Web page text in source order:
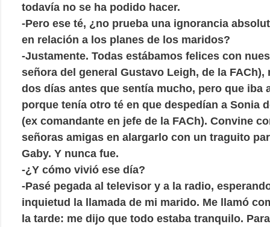
todavía no se ha podido hacer.
-Pero ese té, ¿no prueba una ignorancia
en relación a los planes de los maridos?
-Justamente. Todas estábamos felices con
señora del general Gustavo Leigh, de la FACh),
dos días antes que sentía mucho, pero que iba
porque tenía otro té en que despedían a Sonia
(ex comandante en jefe de la FACh). Convine
señoras amigas en alargarlo con un traguito
Gaby. Y nunca fue.
-¿Y cómo vivió ese día?
-Pasé pegada al televisor y a la radio,
inquietud la llamada de mi marido. Me llamó
la tarde: me dijo que todo estaba tranquilo.